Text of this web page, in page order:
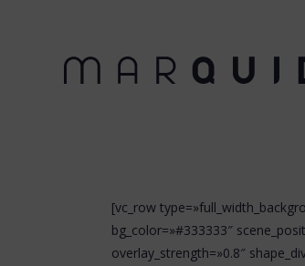
[vc_row
bg_color=»#333333″
overlay_strength=»0.8″